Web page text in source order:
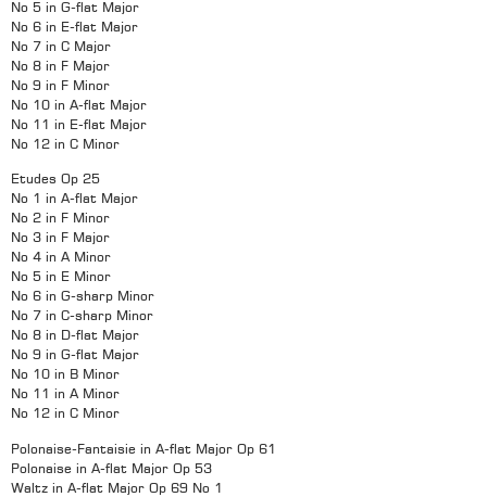
No 5 in G-flat Major
No 6 in E-flat Major
No 7 in C Major
No 8 in F Major
No 9 in F Minor
No 10 in A-flat Major
No 11 in E-flat Major
No 12 in C Minor
Etudes Op 25
No 1 in A-flat Major
No 2 in F Minor
No 3 in F Major
No 4 in A Minor
No 5 in E Minor
No 6 in G-sharp Minor
No 7 in C-sharp Minor
No 8 in D-flat Major
No 9 in G-flat Major
No 10 in B Minor
No 11 in A Minor
No 12 in C Minor
Polonaise-Fantaisie in A-flat Major Op 61
Polonaise in A-flat Major Op 53
Waltz in A-flat Major Op 69 No 1